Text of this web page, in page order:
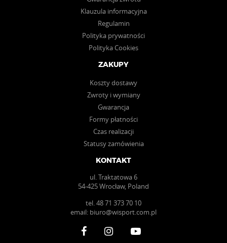
Klauzula informacyjna
Regulamin
Polityka prywatności
Polityka Cookies
ZAKUPY
Koszty dostawy
Zwroty i wymiany
Gwarancja
Formy płatności
Czas realizacji
Statusy zamówienia
KONTAKT
ul. Traktatowa 6
54-425 Wrocław, Poland
tel.48 71 373 70 10
email: biuro@wisport.com.pl